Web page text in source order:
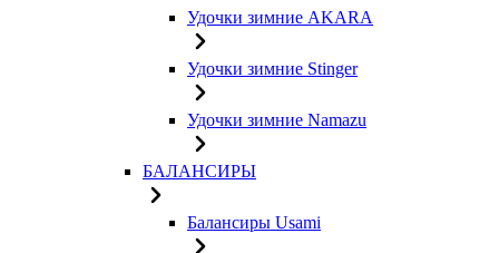
Удочки зимние AKARA
Удочки зимние Stinger
Удочки зимние Namazu
БАЛАНСИРЫ
Балансиры Usami